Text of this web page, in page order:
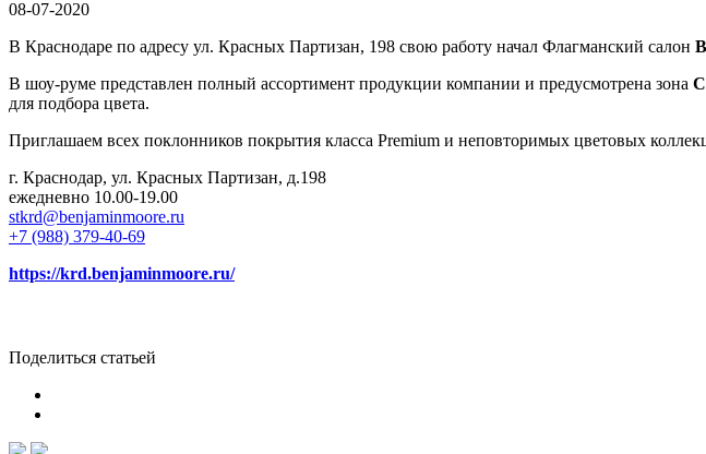
08-07-2020
В Краснодаре по адресу ул. Красных Партизан, 198 свою работу начал Флагманский салон
В шоу-руме представлен полный ассортимент продукции компании и предусмотрена зона
для подбора цвета.
Приглашаем всех поклонников покрытия класса Premium и неповторимых цветовых
г. Краснодар, ул. Красных Партизан, д.198
ежедневно 10.00-19.00
stkrd@benjaminmoore.ru
+7 (988) 379-40-69
https://krd.benjaminmoore.ru/
Поделиться статьей